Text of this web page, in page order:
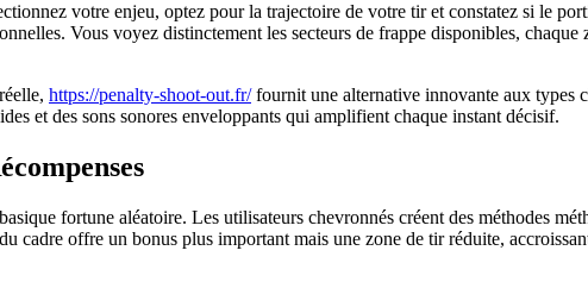
votre enjeu, optez pour la trajectoire de votre tir et constatez si le
Vous voyez distinctement les secteurs de frappe disponibles,
https://penalty-shoot-out.fr/fournit une alternative innovante aux types
et des sons sonores enveloppants qui amplifient chaque instant décisif.
fortune aléatoire. Les utilisateurs chevronnés créent des méthodes
cadre offre un bonus plus important mais une zone de tir réduite,